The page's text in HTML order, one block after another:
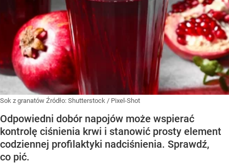
Sok z granatów Źródło: Shutterstock / Pixel-Shot
Odpowiedni dobór napojów może wspierać
kontrolę ciśnienia krwi i stanowić prosty element
codziennej profilaktyki nadciśnienia. Sprawdź,
co pić.